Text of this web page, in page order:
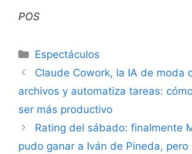
POS
Espectáculos
Claude Cowork, la IA de moda
archivos y automatiza tareas:
ser más productivo
Rating del sábado: finalmente
pudo ganar a Iván de Pineda, pero